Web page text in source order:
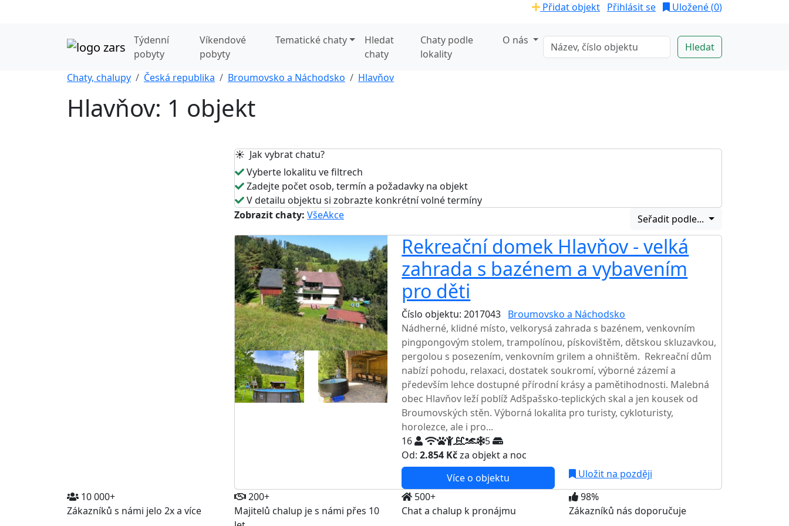
Přidat objekt Přihlásit se Uložené (0)
Týdenní
pobyty
Víkendové
pobyty
Tematické chaty
Hledat
chaty
Chaty podle
lokality
O nás
Chaty, chalupy Česká republika Broumovsko a Náchodsko Hlavňov
Hlavňov: 1 objekt
☀️ Jak vybrat chatu?
Vyberte lokalitu ve filtrech
Zadejte počet osob, termín a požadavky na objekt
V detailu objektu si zobrazte konkrétní volné termíny
Zobrazit chaty: VšeAkce Seřadit podle...
Rekreační domek Hlavňov - velká
zahrada s bazénem a vybavením
pro děti
Číslo objektu: 2017043 Broumovsko a Náchodsko
Nádherné, klidné místo, velkorysá zahrada s bazénem, venkovním
pingpongovým stolem, trampolínou, pískovištěm, dětskou skluzavkou,
pergolou s posezením, venkovním grilem a ohništěm. Rekreační dům
nabízí pohodu, relaxaci, dostatek soukromí, výborné zázemí a
především lehce dostupné přírodní krásy a pamětihodnosti. Malebná
obec Hlavňov leží poblíž Adšpašsko-teplických skal a jen kousek od
Broumovských stěn. Výborná lokalita pro turisty, cykloturisty,
horolezce, ale i pro...
16
5
Od:2.854 Kčza objekt a noc
Více o objektu
Uložit na později
10 000+
Zákazníků s námi jelo 2x a více
200+
Majitelů chalup je s námi přes 10
500+
Chat a chalup k pronájmu
98%
Zákazníků nás doporučuje